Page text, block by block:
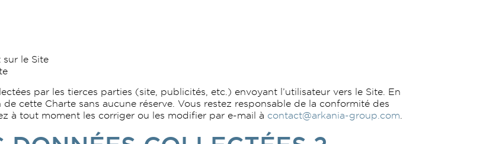
le Site
par les tierces parties (site, publicités, etc.) envoyant l’utilisateur vers le Site. En
cette Charte sans aucune réserve. Vous restez responsable de la conformité des
à tout moment les corriger ou les modifier par e-mail à contact@arkania-group.com